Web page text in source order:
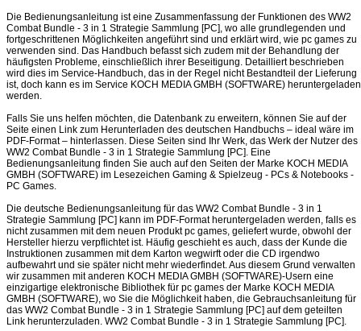
Die Bedienungsanleitung ist eine Zusammenfassung der Funktionen des WW2
Combat Bundle - 3 in 1 Strategie Sammlung [PC], wo alle grundlegenden und
fortgeschrittenen Möglichkeiten angeführt sind und erklärt wird, wie pc games zu
verwenden sind. Das Handbuch befasst sich zudem mit der Behandlung der
häufigsten Probleme, einschließlich ihrer Beseitigung. Detailliert beschrieben
wird dies im Service-Handbuch, das in der Regel nicht Bestandteil der Lieferung
ist, doch kann es im Service KOCH MEDIA GMBH (SOFTWARE) heruntergeladen
werden.
Falls Sie uns helfen möchten, die Datenbank zu erweitern, können Sie auf der
Seite einen Link zum Herunterladen des deutschen Handbuchs – ideal wäre im
PDF-Format – hinterlassen. Diese Seiten sind Ihr Werk, das Werk der Nutzer des
WW2 Combat Bundle - 3 in 1 Strategie Sammlung [PC]. Eine
Bedienungsanleitung finden Sie auch auf den Seiten der Marke KOCH MEDIA
GMBH (SOFTWARE) im Lesezeichen Gaming & Spielzeug - PCs & Notebooks -
PC Games.
Die deutsche Bedienungsanleitung für das WW2 Combat Bundle - 3 in 1
Strategie Sammlung [PC] kann im PDF-Format heruntergeladen werden, falls es
nicht zusammen mit dem neuen Produkt pc games, geliefert wurde, obwohl der
Hersteller hierzu verpflichtet ist. Häufig geschieht es auch, dass der Kunde die
Instruktionen zusammen mit dem Karton wegwirft oder die CD irgendwo
aufbewahrt und sie später nicht mehr wiederfindet. Aus diesem Grund verwalten
wir zusammen mit anderen KOCH MEDIA GMBH (SOFTWARE)-Usern eine
einzigartige elektronische Bibliothek für pc games der Marke KOCH MEDIA
GMBH (SOFTWARE), wo Sie die Möglichkeit haben, die Gebrauchsanleitung für
das WW2 Combat Bundle - 3 in 1 Strategie Sammlung [PC] auf dem geteilten
Link herunterzuladen. WW2 Combat Bundle - 3 in 1 Strategie Sammlung [PC].